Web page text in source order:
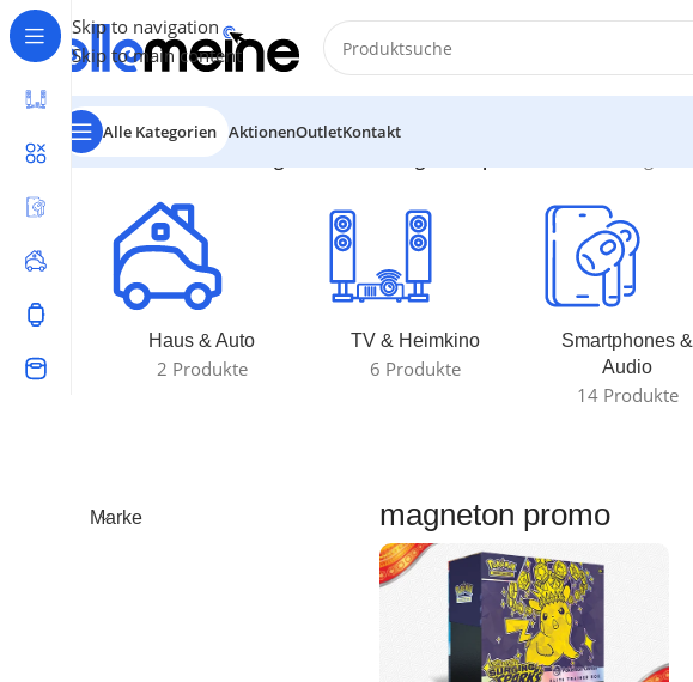
Skip to navigation
Skip to main content
Alle Kategorien AktionenOutletKontakt
Start/Produkte verschlagwortet mit „magneton promo“
Haus & Auto
2 Produkte
TV & Heimkino
6 Produkte
Smartphones &
Audio
14 Produkte
Marke magneton promo